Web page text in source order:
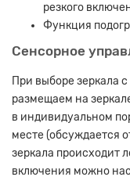
резкого
Функция
Сенсорное
При выборе зеркала
размещаем на
в индивидуальном
месте (обсуждается
зеркала происходит
включения можно